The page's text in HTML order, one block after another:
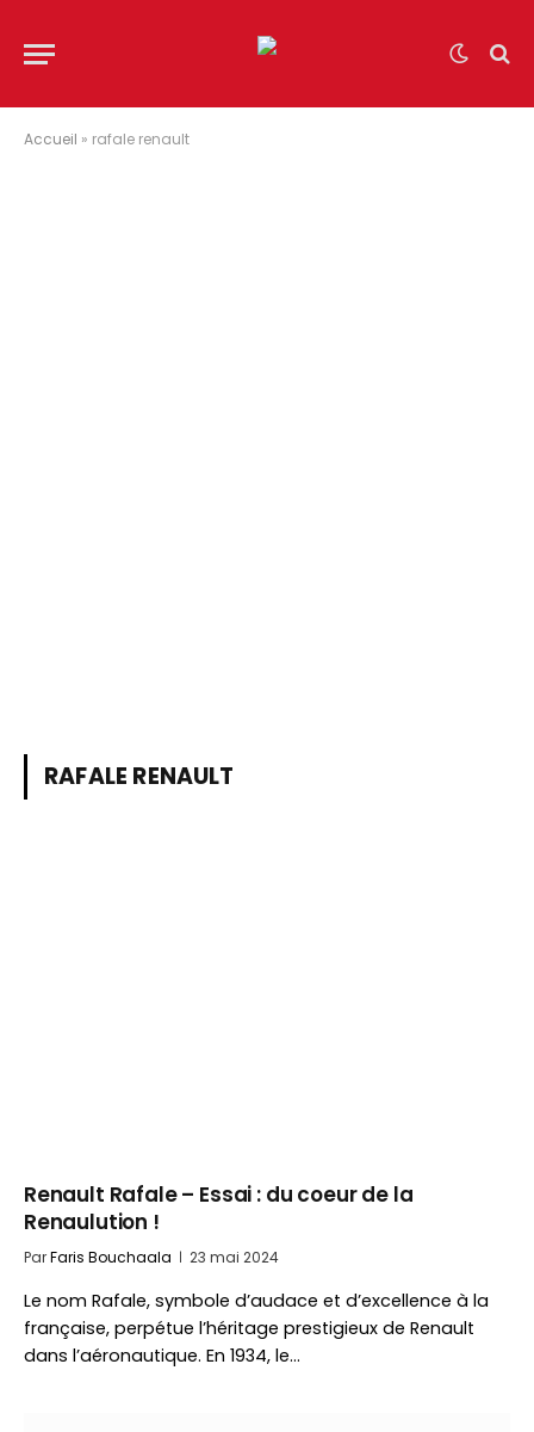
Accueil » rafale renault
RAFALE RENAULT
Renault Rafale – Essai : du coeur de la
Renaulution !
ParFaris Bouchaala 23 mai 2024
Le nom Rafale, symbole d’audace et d’excellence à la
française, perpétue l’héritage prestigieux de Renault
dans l’aéronautique. En 1934, le…